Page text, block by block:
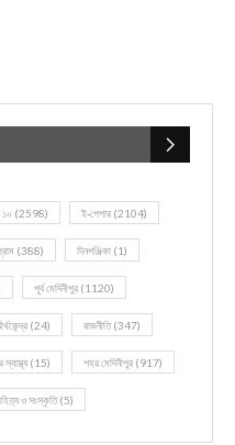
(2598) ই-পেপার (2104)
(388) দিনপঞ্জিকা (1)
পূর্ব মেদিনীপুর (1120)
(24) রাজনীতি(347)
স্বাস্থ্য (15) শহর মেদিনীপুর (917)
ও সংস্কৃতি(5)